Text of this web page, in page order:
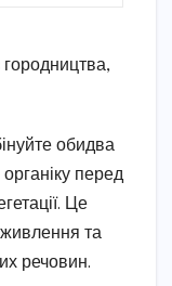
городництва,
обидва
перед
Це
живлення та
речовин.